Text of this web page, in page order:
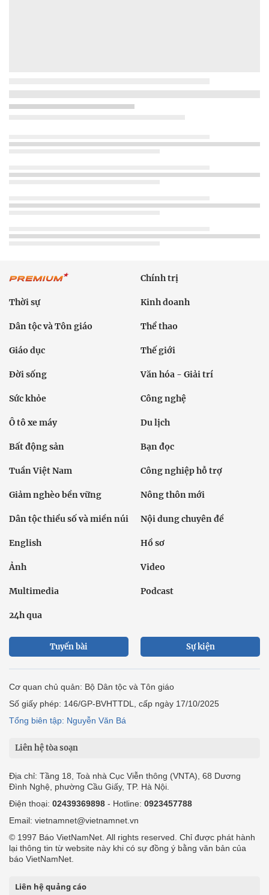
Chính trị
Thời sự Kinh doanh
Dân tộc và Tôn giáo Thể thao
Giáo dục Thế giới
Đời sống Văn hóa - Giải trí
Sức khỏe Công nghệ
Ô tô xe máy Du lịch
Bất động sản Bạn đọc
Tuần Việt Nam Công nghiệp hỗ trợ
Giảm nghèo bền vững Nông thôn mới
Dân tộc thiểu số và miền núi Nội dung chuyên đề
English Hồ sơ
Ảnh Video
Multimedia Podcast
24h qua
Tuyến bài Sự kiện
Cơ quan chủ quản: Bộ Dân tộc và Tôn giáo
Số giấy phép: 146/GP-BVHTTDL, cấp ngày 17/10/2025
Tổng biên tập: Nguyễn Văn Bá
Liên hệ tòa soạn
Địa chỉ: Tầng 18, Toà nhà Cục Viễn thông (VNTA), 68 Dương
Đình Nghệ, phường Cầu Giấy, TP. Hà Nội.
Điện thoại: 02439369898 - Hotline: 0923457788
Email: vietnamnet@vietnamnet.vn
© 1997 Báo VietNamNet. All rights reserved. Chỉ được phát hành
lại thông tin từ website này khi có sự đồng ý bằng văn bản của
báo VietNamNet.
Liên hệ quảng cáo